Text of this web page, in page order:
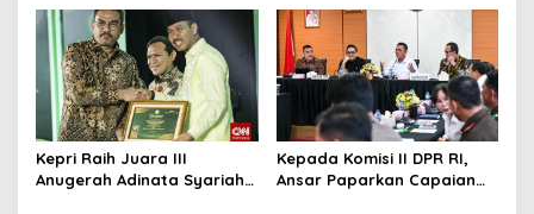
di Kampung Purwodadi
ke Tanah Air
Kepri Raih Juara III
Anugerah Adinata Syariah
Kepada Komisi II DPR RI,
Ansar Paparkan Capaian